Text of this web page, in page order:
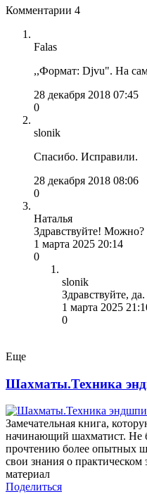
Комментарии 4
Falas
,,Формат: Djvu". На
28 декабря 2018 07:45
0
slonik
Спасибо. Исправили.
28 декабря 2018 08:06
0
Наталья
Здравствуйте! Можно?
1 марта 2025 20:14
0
slonik
Здравствуйте, да.
1 марта 2025
0
Еще
Шахматы.Техника
Замечательная книга,
начинающий шахматист. Не
прочтению более опытных
свои знания о
материал
Поделиться